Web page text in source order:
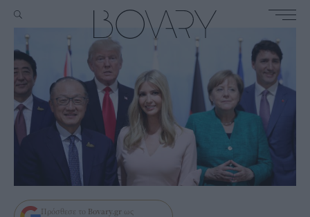
Πρόσθεσε το Bovary.gr ως